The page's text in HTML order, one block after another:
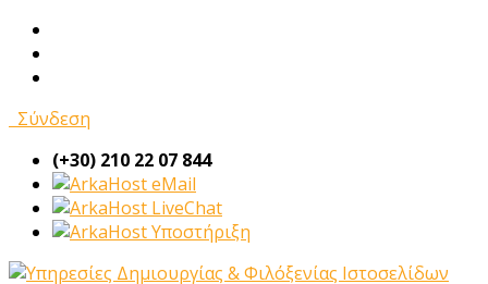
Σύνδεση
(+30) 210 22 07 844
eMail
LiveChat
Υποστήριξη